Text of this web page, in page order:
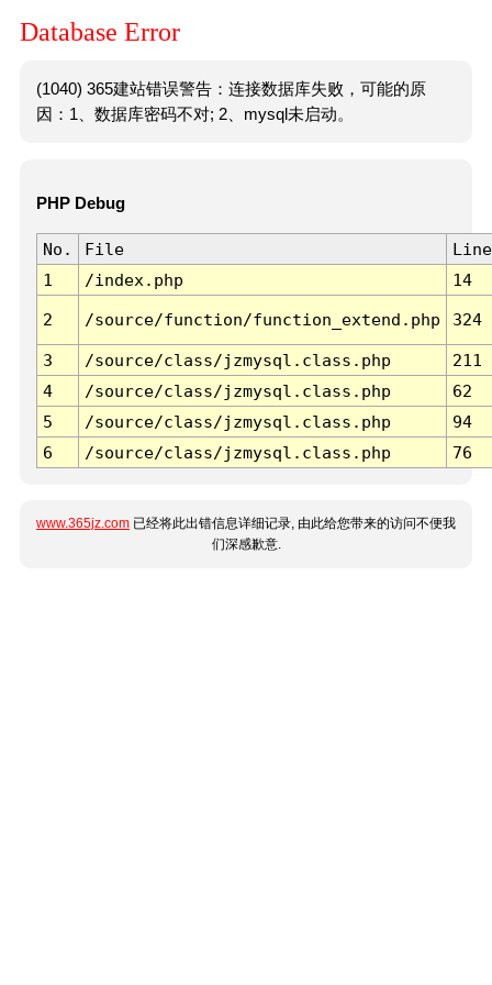
Database Error
(1040) 365建站错误警告：连接数据库失败，可能的原
因：1、数据库密码不对; 2、mysql未启动。
PHP Debug
No. File
Line
1
/index.php 14
2 /source/function/function_extend.php 324
3 /source/class/jzmysql.class.php
211
4
/source/class/jzmysql.class.php
62
5
/source/class/jzmysql.class.php
94
6
/source/class/jzmysql.class.php 76
www.365jz.com 已经将此出错信息详细记录, 由此给您带来的访问不便我
们深感歉意.